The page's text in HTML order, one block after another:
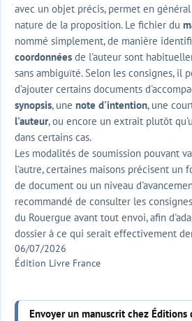
avec un objet précis, permet en
nature de la proposition. Le fichier du
nommé simplement, de manière
coordonnées de l'auteur sont
sans ambiguïté. Selon les consignes, il
d'ajouter certains documents
synopsis, une note d'intention, une
l'auteur, ou encore un extrait plutôt
dans certains cas.
Les modalités de soumission pouvant
l'autre, certaines maisons précisent un
de document ou un niveau
recommandé de consulter les
du Rouergue avant tout envoi, afin
dossier à ce qui serait effectivement
06/07/2026
Édition Livre France
Envoyer un manuscrit chez Éditions